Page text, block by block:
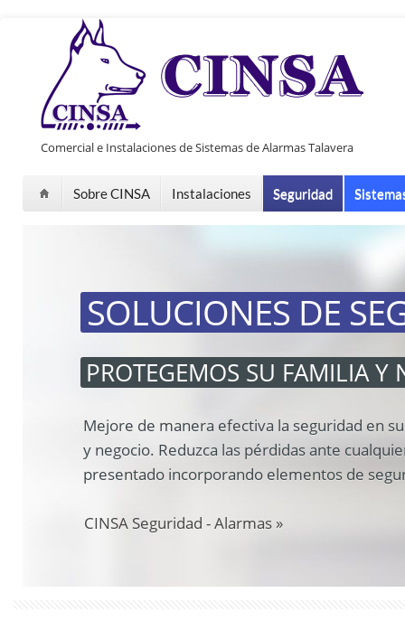
Pasar al contenido principal
Comercial e Instalaciones de Sistemas de Alarmas Talavera
Sobre CINSA Instalaciones Seguridad
SOLUCIONES DE
PROTEGEMOS SU FAMILIA Y
Mejore de manera efectiva la seguridad en
y negocio. Reduzca las pérdidas ante
presentado incorporando elementos de
CINSA Seguridad - Alarmas »